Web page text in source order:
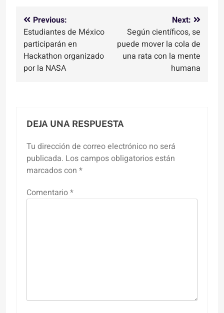
Navegación
de
entradas
Previous:
Estudiantes de México
participarán en
Hackathon organizado
por la NASA
Next:
Según científicos, se
puede mover la cola de
una rata con la mente
humana
DEJA UNA RESPUESTA
Tu dirección de correo electrónico no será
publicada. Los campos obligatorios están
marcados con *
Comentario*